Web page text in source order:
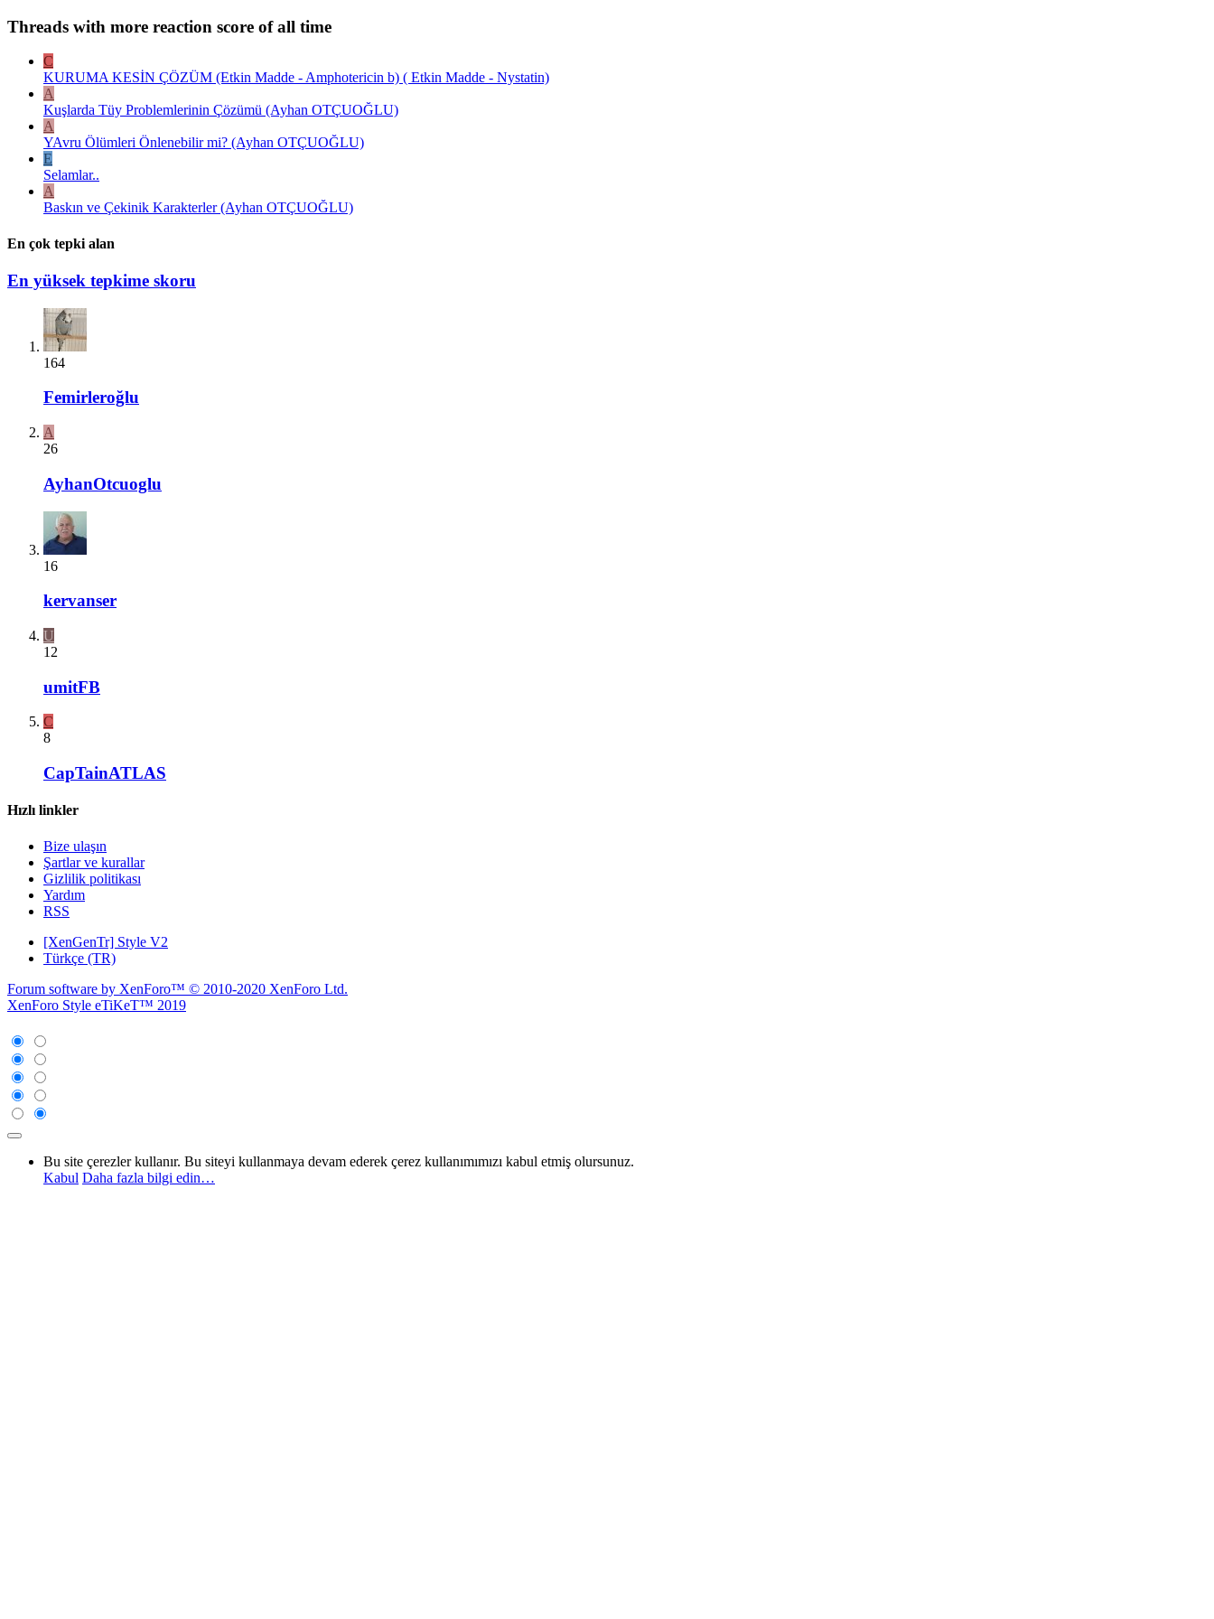
Threads with more reaction score of all time
C
KURUMA KESİN ÇÖZÜM (Etkin Madde - Amphotericin b) ( Etkin Madde - Nystatin)
A
Kuşlarda Tüy Problemlerinin Çözümü (Ayhan OTÇUOĞLU)
A
YAvru Ölümleri Önlenebilir mi? (Ayhan OTÇUOĞLU)
E
Selamlar..
A
Baskın ve Çekinik Karakterler (Ayhan OTÇUOĞLU)
En çok tepki alan
En yüksek tepkime skoru
164
Femirleroğlu
A
26
AyhanOtcuoglu
16
kervanser
U
12
umitFB
C
8
CapTainATLAS
Hızlı linkler
Bize ulaşın
Şartlar ve kurallar
Gizlilik politikası
Yardım
RSS
[XenGenTr] Style V2
Türkçe (TR)
Forum software by XenForo™ © 2010-2020 XenForo Ltd.
XenForo Style eTiKeT™ 2019
Bu site çerezler kullanır. Bu siteyi kullanmaya devam ederek çerez kullanımımızı kabul etmiş olursunuz.
Kabul Daha fazla bilgi edin…